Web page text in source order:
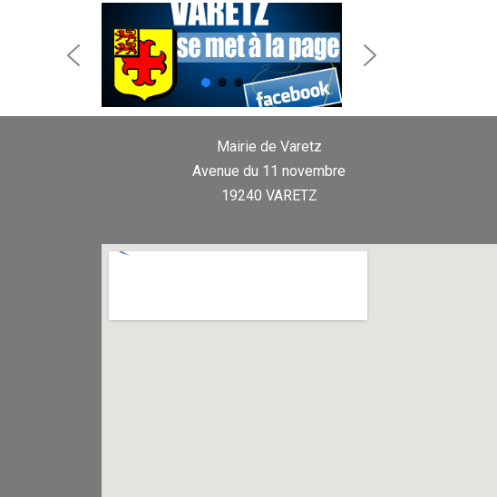
Mairie de Varetz
Avenue du 11 novembre
19240 VARETZ